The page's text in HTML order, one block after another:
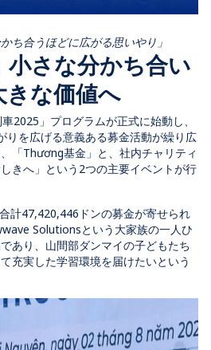
ち合うほどに広がる思いやり」
小さな分かち合い
きな価値へ
2025」プログラムが正式に始動し、
りを広げる意義ある募金活動が繰り広
「Thương基金」と、社内チャリティ
きへ」という2つの主要イベントが行
計47,420,446ドンの募金が寄せられ
Solutionsという大家族の一人ひ
あり、山間部ダンマイの子どもたち
充実した学習環境を届けたいという